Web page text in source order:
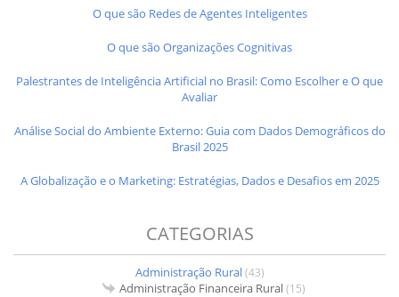
O que são Redes de Agentes Inteligentes
O que são Organizações Cognitivas
Palestrantes de Inteligência Artificial no Brasil: Como Escolher e O que
Avaliar
Análise Social do Ambiente Externo: Guia com Dados Demográficos do
Brasil 2025
A Globalização e o Marketing: Estratégias, Dados e Desafios em 2025
CATEGORIAS
Administração Rural(43)
Administração Financeira Rural(15)